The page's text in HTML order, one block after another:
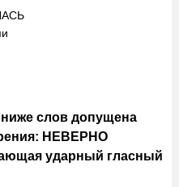
слов допущена
НЕВЕРНО
ударный гласный